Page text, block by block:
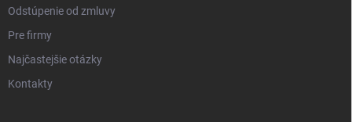
Odstúpenie od zmluvy
Pre firmy
Najčastejšie otázky
Kontakty